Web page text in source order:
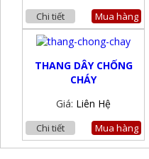
Chi tiết Mua hàng
THANG DÂY CHỐNG
CHÁY
Giá: Liên Hệ
Chi tiết Mua hàng